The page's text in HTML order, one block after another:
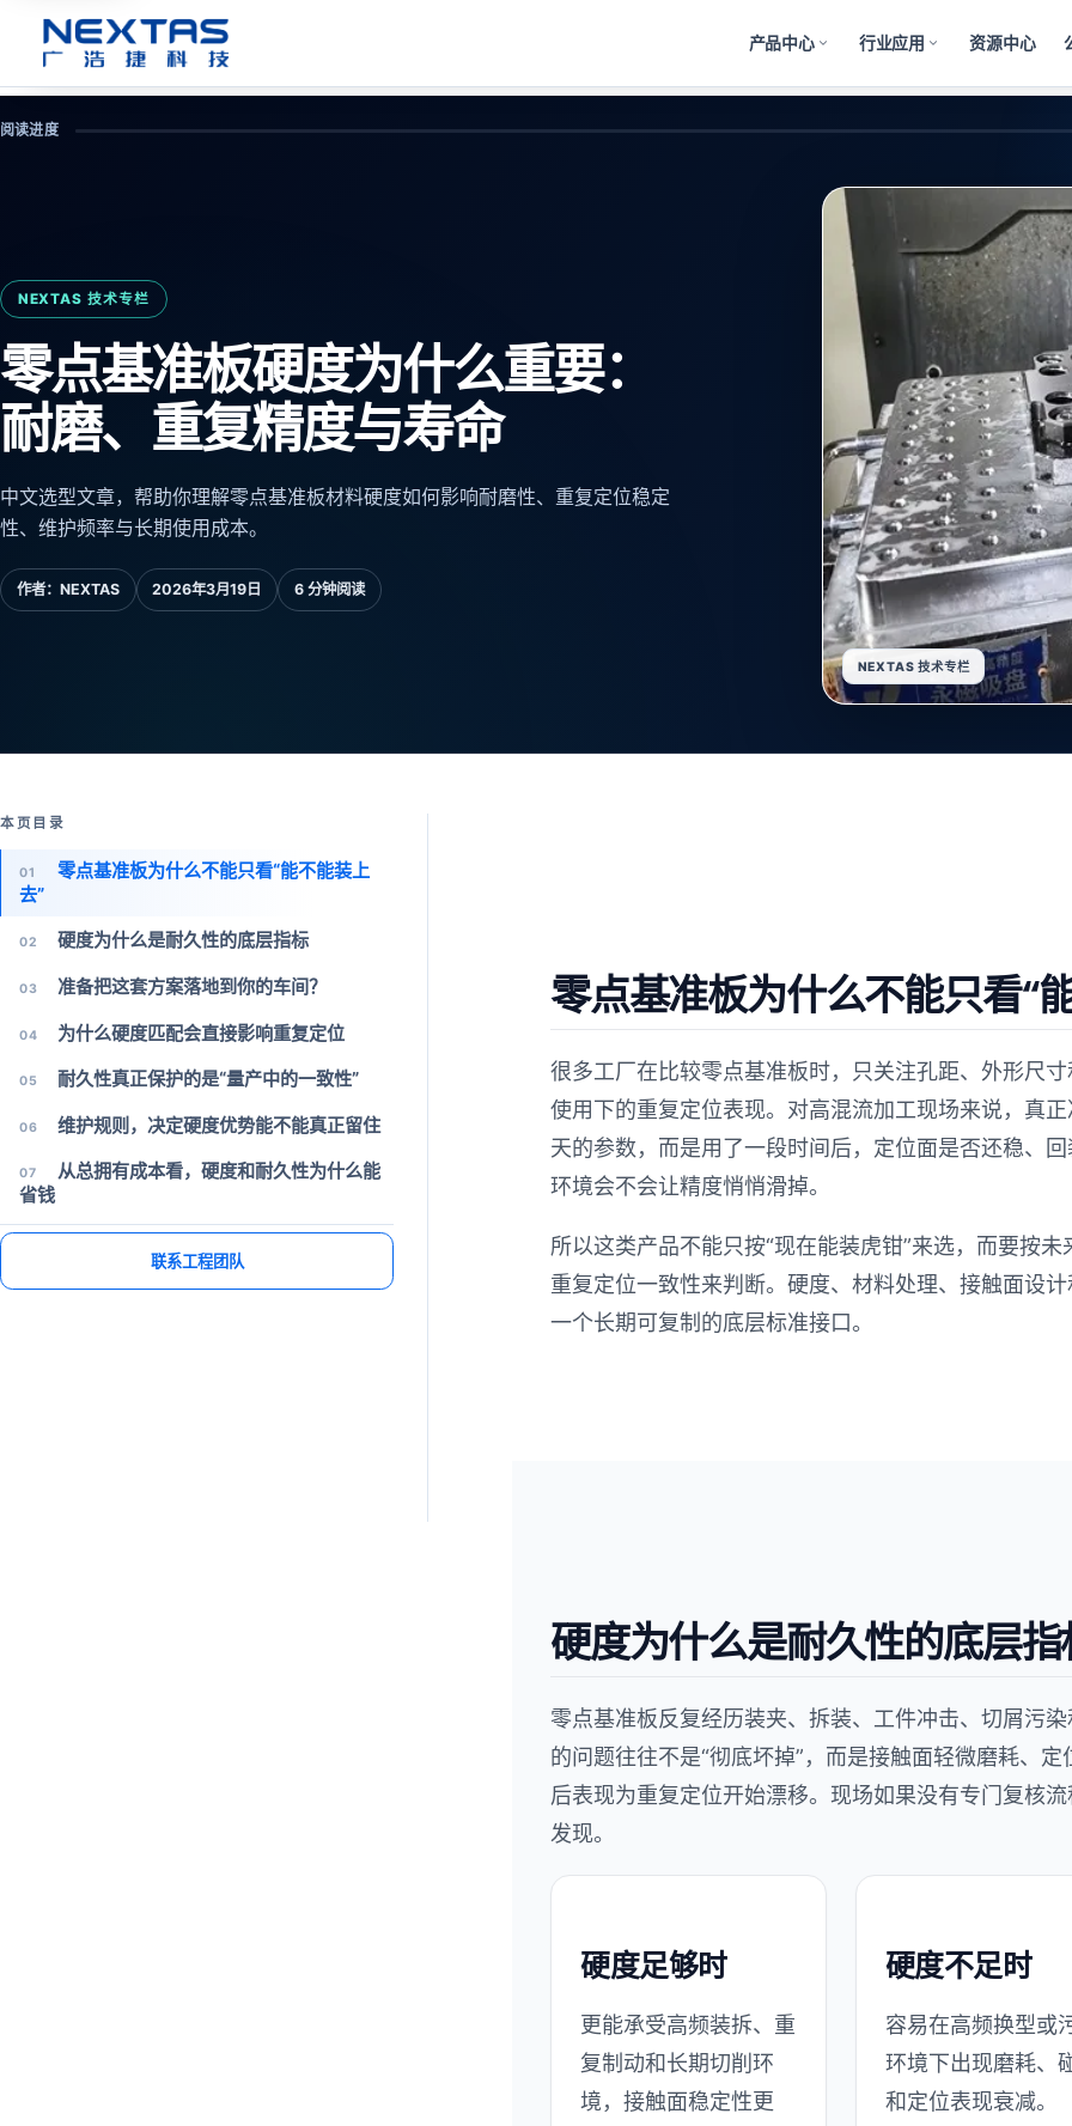
产品中心 行业应用 资源中心
阅读进度
NEXTAS 技术专栏
零点基准板硬度为什么重要：
耐磨、重复精度与寿命
中文选型文章，帮助你理解零点基准板材料硬度如何影响耐磨性、重复定位稳定
性、维护频率与长期使用成本。
作者： NEXTAS 2026年3月19日 6 分钟阅读
NEXTAS 技术专栏
本页目录
01
零点基准板为什么不能只看“能不能装上
去”
02 硬度为什么是耐久性的底层指标
03 准备把这套方案落地到你的车间？
04 为什么硬度匹配会直接影响重复定位
05 耐久性真正保护的是“量产中的一致性”
06 维护规则，决定硬度优势能不能真正留住
07
从总拥有成本看，硬度和耐久性为什么能
省钱
项目支持
讨论您的工装夹具或自动化项目
请提供机床类型、工件材料和换型目标。
联系工程团队
零点基准板为什么不能只看“
很多工厂在比较零点基准板时，只关注孔距、外形尺
使用下的重复定位表现。对高混流加工现场来说，真
天的参数，而是用了一段时间后，定位面是否还稳、
环境会不会让精度悄悄滑掉。
所以这类产品不能只按“现在能装虎钳”来选，而要按
重复定位一致性来判断。硬度、材料处理、接触面设
一个长期可复制的底层标准接口。
硬度为什么是耐久性的底层指
零点基准板反复经历装夹、拆装、工件冲击、切屑污
的问题往往不是“彻底坏掉”，而是接触面轻微磨耗、
后表现为重复定位开始漂移。现场如果没有专门复核
发现。
硬度足够时
更能承受高频装拆、重
复制动和长期切削环
境，接触面稳定性更
硬度不足时
容易在高频换型或
环境下出现磨耗、
和定位表现衰减。